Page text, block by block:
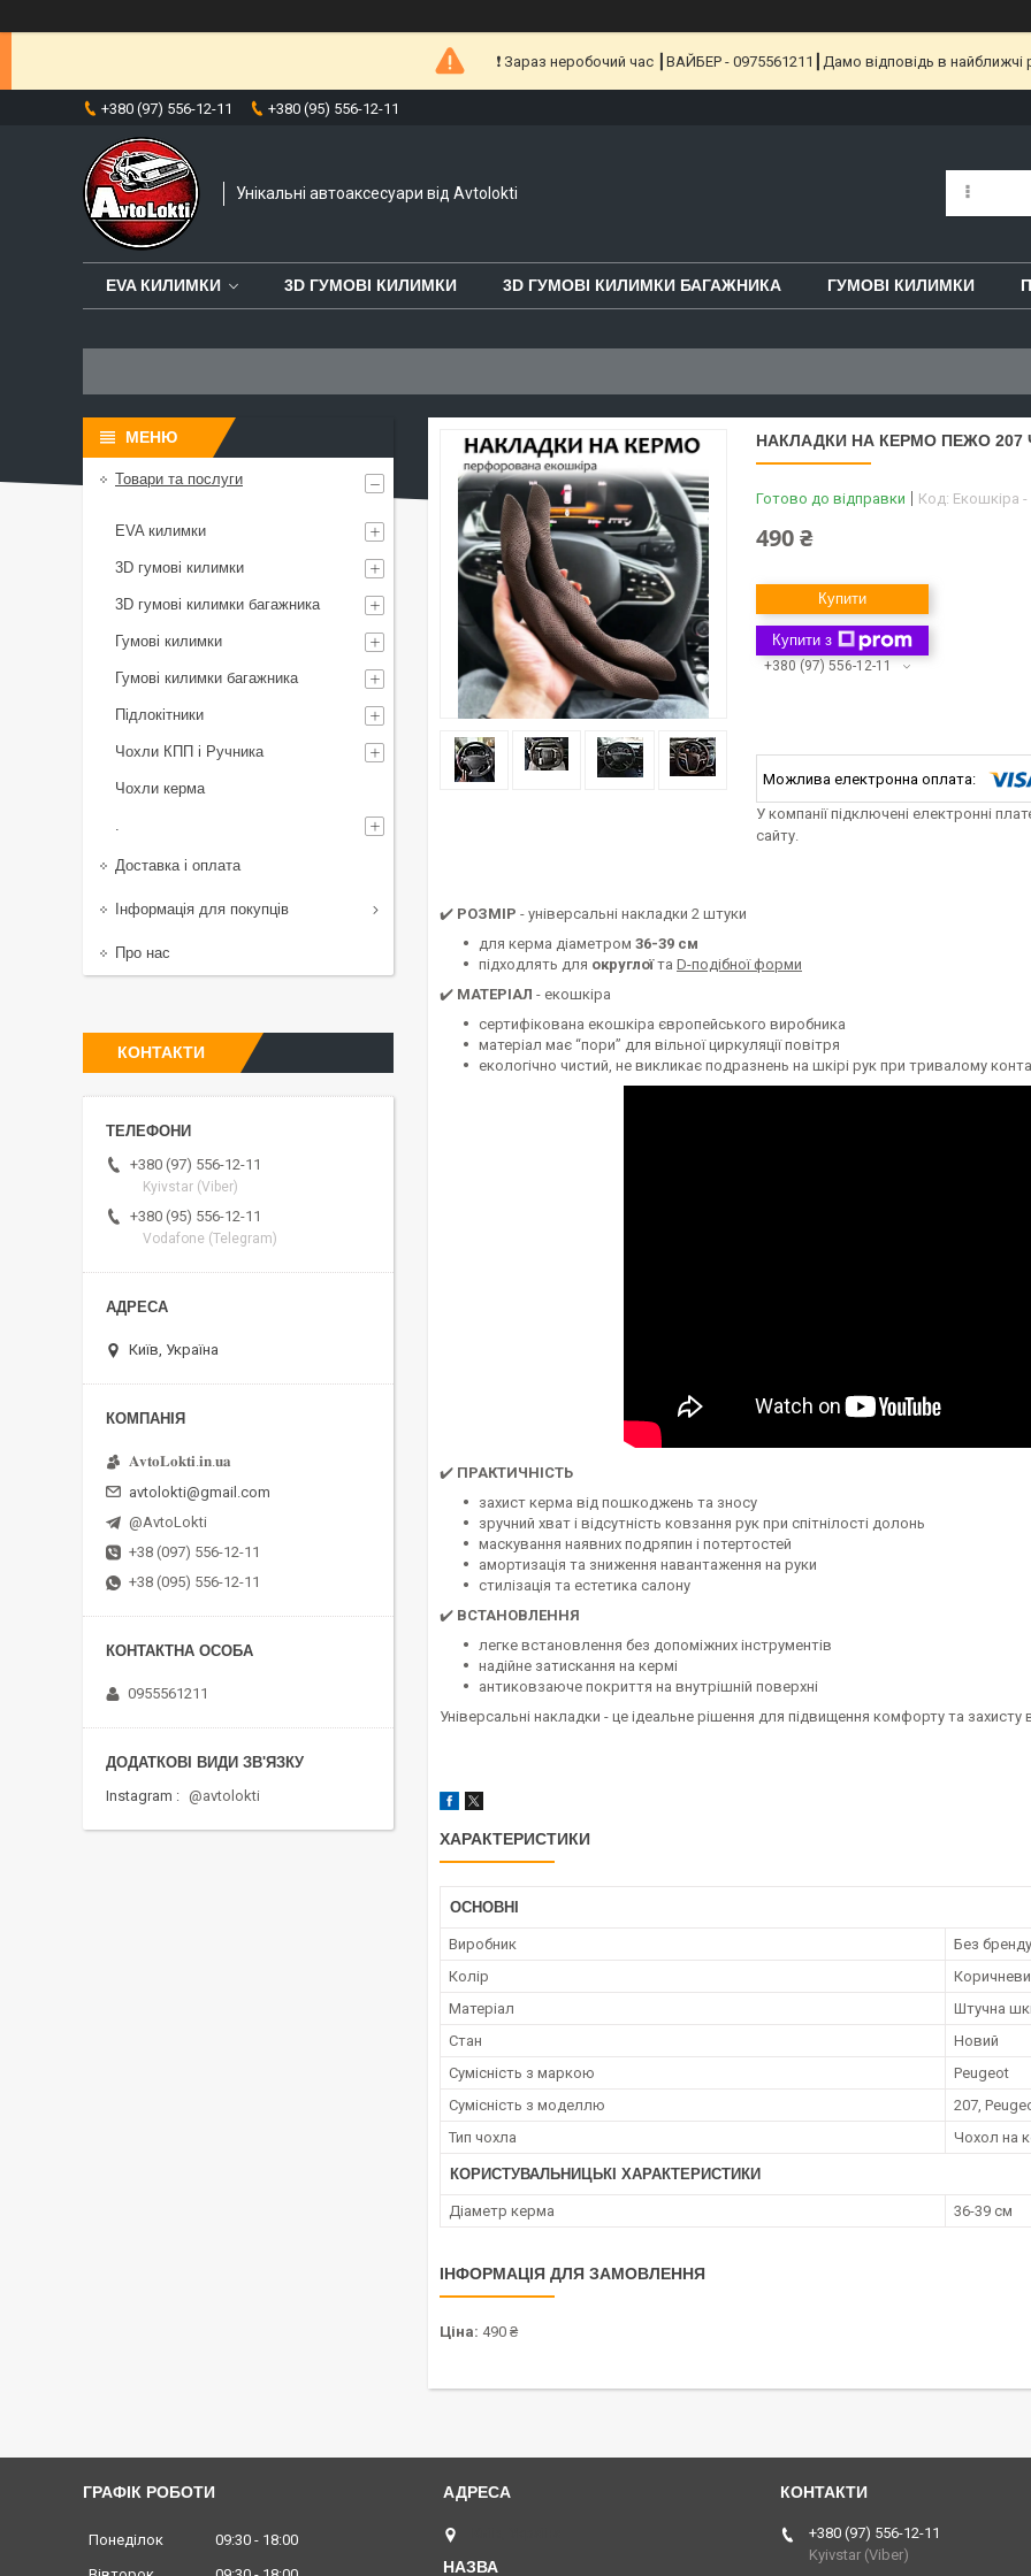
❗️ Зараз неробочий час ┃ВАЙБЕР - 0975561211┃Дамо відповідь в найближчі
+380 (97) 556-12-11 +380 (95) 556-12-11
Унікальні автоаксесуари від Avtolokti
EVA КИЛИМКИ 3D ГУМОВІ КИЛИМКИ 3D ГУМОВІ КИЛИМКИ БАГАЖНИКА ГУМОВІ КИЛИМКИ
НАКЛАДКИ НА КЕРМО ПЕЖО 207
Готово до відправки Код: Екошкіра
490 ₴
Купити
Купити з
+380 (97) 556-12-11
У компанії підключені електронні
сайту.
✔️ РОЗМІР - універсальні накладки 2 штуки
для керма діаметром 36-39 см
підходлять для округлоїта D-подібної форми
✔️ МАТЕРІАЛ - екошкіра
сертифікована екошкіра європейського виробника
матеріал має “пори” для вільної циркуляції повітря
екологічно чистий, не викликає подразнень на шкірі рук при тривалому
✔️ ПРАКТИЧНІСТЬ
захист керма від пошкоджень та зносу
зручний хват і відсутність ковзання рук при спітнілості долонь
маскування наявних подряпин і потертостей
амортизація та зниження навантаження на руки
стилізація та естетика салону
✔️ ВСТАНОВЛЕННЯ
легке встановлення без допоміжних інструментів
надійне затискання на кермі
антиковзаюче покриття на внутрішній поверхні
Універсальні накладки - це ідеальне рішення для підвищення комфорту та
ХАРАКТЕРИСТИКИ
ОСНОВНІ
Виробник
Без бренду
Колір
Матеріал
Штучна
Стан
Новий
Сумісність з маркою
Peugeot
Сумісність з моделлю
207,
Тип чохла
Чохол на
КОРИСТУВАЛЬНИЦЬКІ ХАРАКТЕРИСТИКИ
Діаметр керма 36-39 см
ІНФОРМАЦІЯ ДЛЯ ЗАМОВЛЕННЯ
Ціна: 490 ₴
Товари та послуги
EVA килимки
3D гумові килимки
3D гумові килимки багажника
Гумові килимки
Гумові килимки багажника
Підлокітники
Чохли КПП і Ручника
Чохли керма
.
Доставка і оплата
Інформація для покупців
Про нас
КОНТАКТИ
+380 (97) 556-12-11
Kyivstar (Viber)
+380 (95) 556-12-11
Vodafone (Telegram)
Київ, Україна
𝐀𝐯𝐭𝐨𝐋𝐨𝐤𝐭𝐢.𝐢𝐧.𝐮𝐚
avtolokti@gmail.com
@AvtoLokti
+38 (097) 556-12-11
+38 (095) 556-12-11
0955561211
Instagram @avtolokti
ГРАФІК РОБОТИ
Понеділок 09:30
18:00
+380 (97) 556-12-11
Kyivstar (Viber)